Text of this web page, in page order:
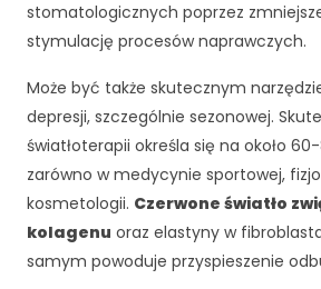
stomatologicznych poprzez
stymulację procesów naprawczych.
Może być także skutecznym
depresji, szczególnie sezonowej.
światłoterapii określa się na około
zarówno w medycynie sportowej,
kosmetologii. Czerwone światło
kolagenu oraz elastyny w
samym powoduje przyspieszenie
n
i
s
p
c
j
a